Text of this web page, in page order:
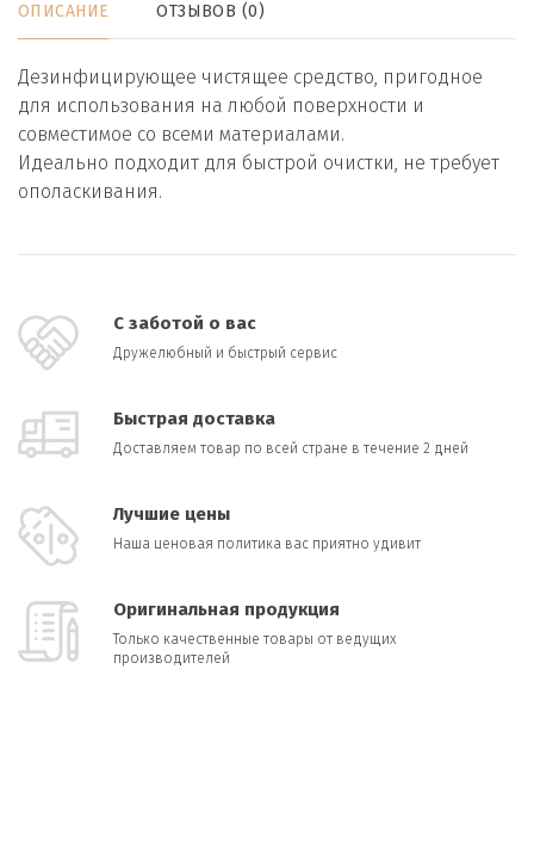
ОПИСАНИЕ ОТЗЫВОВ (0)
Дезинфицирующее чистящее средство, пригодное
для использования на любой поверхности и
совместимое со всеми материалами.
Идеально подходит для быстрой очистки, не требует
ополаскивания.
С заботой о вас
Дружелюбный и быстрый сервис
Быстрая доставка
Доставляем товар по всей стране в течение 2 дней
Лучшие цены
Наша ценовая политика вас приятно удивит
Оригинальная продукция
Только качественные товары от ведущих
производителей